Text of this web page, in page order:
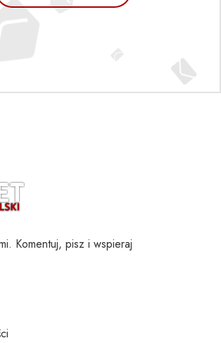
Komentuj, pisz i wspieraj